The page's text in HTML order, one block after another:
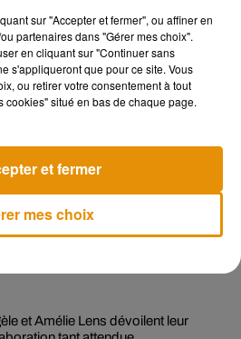
ou si vous avez été
appelez le 02 47 33 80 34
sort enfin le remix de « Love
» avec Kylie Minogue
et Amélie Lens dévoilent leur
sur "Accepter et fermer", ou affiner en
partenaires dans "Gérer mes choix".
en cliquant sur "Continuer sans
s'appliqueront que pour ce site. Vous
ou retirer votre consentement à tout
cookies" situé en bas de chaque page.
mes choix
et fermer